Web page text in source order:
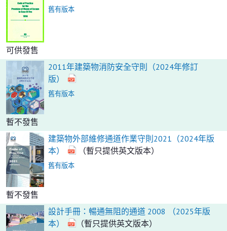
舊有版本
可供發售
2011年建築物消防安全守則（2024年修訂
版）
舊有版本
暫不發售
建築物外部維修通道作業守則2021（2024年版
本）
（暫只提供英文版本）
舊有版本
暫不發售
設計手冊：暢通無阻的通道 2008 （2025年版
本）
（暫只提供英文版本）